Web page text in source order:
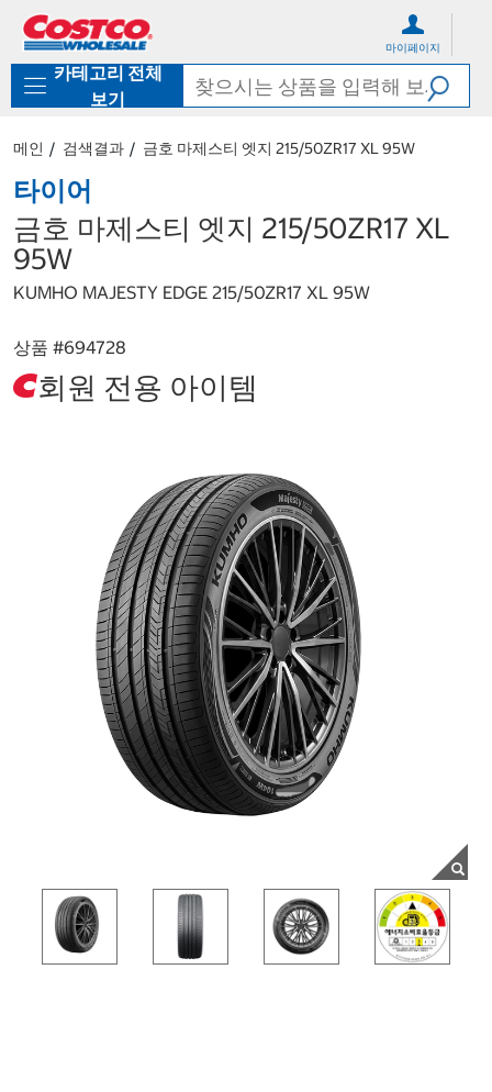
로
기
가
마이페이지
카테고리 전체
보기
메인 검색결과 금호 마제스티 엣지 215/50ZR17 XL 95W
타이어
금호 마제스티 엣지 215/50ZR17 XL
95W
KUMHO MAJESTY EDGE 215/50ZR17 XL 95W
상품 #694728
회원 전용 아이템